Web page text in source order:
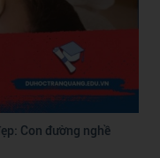
Con đường nghề